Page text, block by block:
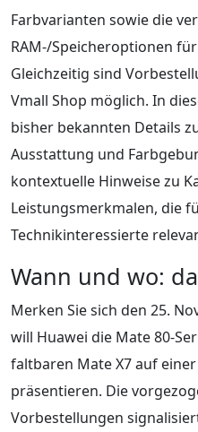
Farbvarianten sowie die
RAM-/Speicheroptionen
Gleichzeitig sind
Vmall Shop möglich. In
bisher bekannten Details
Ausstattung und
kontextuelle Hinweise zu
Leistungsmerkmalen, die
Technikinteressierte
Wann und wo:
Merken Sie sich den 25.
will Huawei die Mate 80-
faltbaren Mate X7 auf
präsentieren. Die
Vorbestellungen